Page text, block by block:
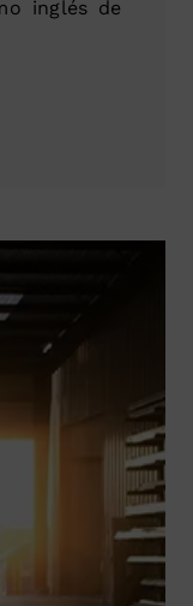
inglés de